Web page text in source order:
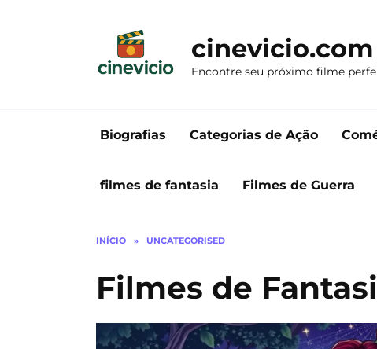
cinevicio.com
Encontre seu próximo filme
Biografias Categorias de Ação
filmes de fantasia Filmes de Guerra
INÍCIO » UNCATEGORISED
Filmes de